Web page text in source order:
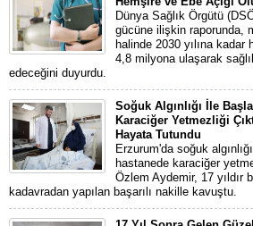
Dünya Sağlık Örgütü
gücüne ilişkin raporunda,
halinde 2030 yılına kadar
4,8 milyona ulaşarak
edeceğini duyurdu.
Soğuk Algınlığı İle
Karaciğer Yetmezliği
Hayata Tutundu
Erzurum'da soğuk
hastanede karaciğer
Özlem Aydemir, 17 yıldır
kadavradan yapılan başarılı nakille kavuştu.